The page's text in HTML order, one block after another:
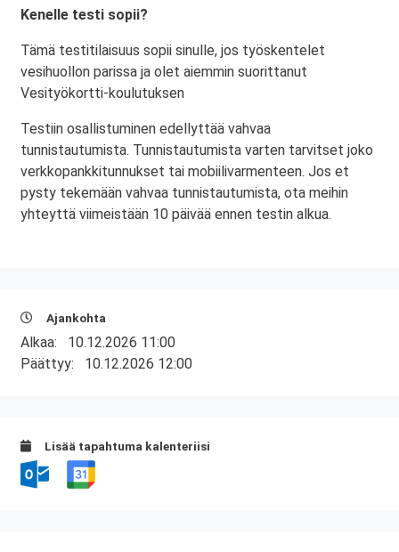
Kenelle testi sopii?
Tämä testitilaisuus sopii sinulle, jos työskentelet
vesihuollon parissa ja olet aiemmin suorittanut
Vesityökortti-koulutuksen
Testiin osallistuminen edellyttää vahvaa
tunnistautumista. Tunnistautumista varten tarvitset joko
verkkopankkitunnukset tai mobiilivarmenteen. Jos et
pysty tekemään vahvaa tunnistautumista, ota meihin
yhteyttä viimeistään 10 päivää ennen testin alkua.
Ajankohta
Alkaa: 10.12.2026 11:00
Päättyy: 10.12.2026 12:00
Lisää tapahtuma kalenteriisi